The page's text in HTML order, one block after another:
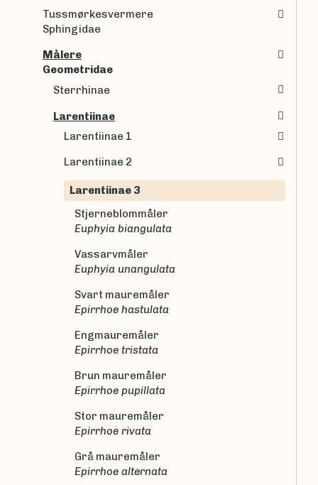
Tussmørkesvermere
Sphingidae
Målere
Geometridae
Sterrhinae
Larentiinae
Larentiinae 1
Larentiinae 2
Larentiinae 3
Stjerneblommåler
Euphyia biangulata
Vassarvmåler
Euphyia unangulata
Svart mauremåler
Epirrhoe hastulata
Engmauremåler
Epirrhoe tristata
Brun mauremåler
Epirrhoe pupillata
Stor mauremåler
Epirrhoe rivata
Grå mauremåler
Epirrhoe alternata